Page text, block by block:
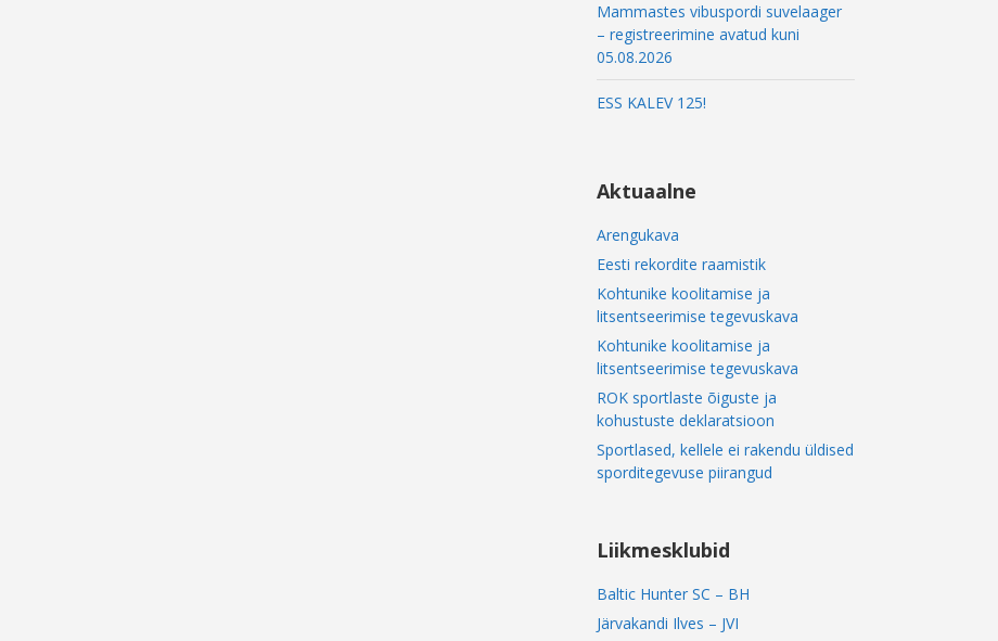
Mammastes vibuspordi suvelaager
– registreerimine avatud kuni
05.08.2026
ESS KALEV 125!
Aktuaalne
Arengukava
Eesti rekordite raamistik
Kohtunike koolitamise ja
litsentseerimise tegevuskava
Kohtunike koolitamise ja
litsentseerimise tegevuskava
ROK sportlaste õiguste ja
kohustuste deklaratsioon
Sportlased, kellele ei rakendu üldised
sporditegevuse piirangud
Liikmesklubid
Baltic Hunter SC – BH
Järvakandi Ilves – JVI